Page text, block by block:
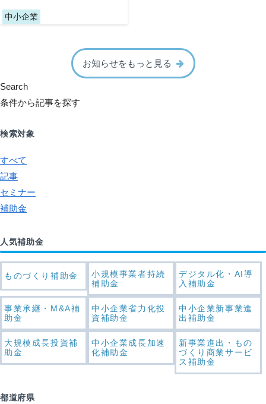
中小企業
お知らせをもっと見る
Search
条件から記事を探す
検索対象
すべて
記事
セミナー
補助金
人気補助金
ものづくり補助金
小規模事業者持続
補助金
デジタル化・AI導
入補助金
事業承継・M&A補
助金
中小企業省力化投
資補助金
中小企業新事業進
出補助金
大規模成長投資補
助金
中小企業成長加速
化補助金
新事業進出・もの
づくり商業サービ
ス補助金
都道府県